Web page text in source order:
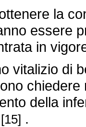
la
essere
in
di
della
[15] .